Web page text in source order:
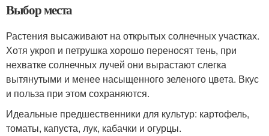
Выбор места
Растения высаживают на открытых солнечных участках.
Хотя укроп и петрушка хорошо переносят тень, при
нехватке солнечных лучей они вырастают слегка
вытянутыми и менее насыщенного зеленого цвета. Вкус
и польза при этом сохраняются.
Идеальные предшественники для культур: картофель,
томаты, капуста, лук, кабачки и огурцы.